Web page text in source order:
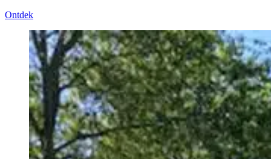
Ontdek